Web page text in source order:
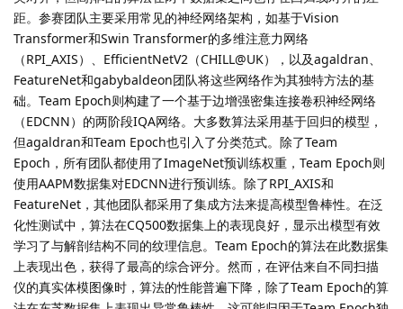
距。参赛团队主要采用常见的神经网络架构，如基于Vision
Transformer和Swin Transformer的多维注意力网络
（RPI_AXIS）、EfficientNetV2（CHILL@UK），以及agaldran、
FeatureNet和gabybaldeon团队将这些网络作为其独特方法的基
础。Team Epoch则构建了一个基于边增强密集连接卷积神经网络
（EDCNN）的两阶段IQA网络。大多数算法采用基于回归的模型，
但agaldran和Team Epoch也引入了分类范式。除了Team
Epoch，所有团队都使用了ImageNet预训练权重，Team Epoch则
使用AAPM数据集对EDCNN进行预训练。除了RPI_AXIS和
FeatureNet，其他团队都采用了集成方法来提高模型鲁棒性。在泛
化性测试中，算法在CQ500数据集上的表现良好，显示出模型有效
学习了与解剖结构不同的纹理信息。Team Epoch的算法在此数据集
上表现出色，获得了最高的综合评分。然而，在评估来自不同扫描
仪的真实体模图像时，算法的性能普遍下降，除了Team Epoch的算